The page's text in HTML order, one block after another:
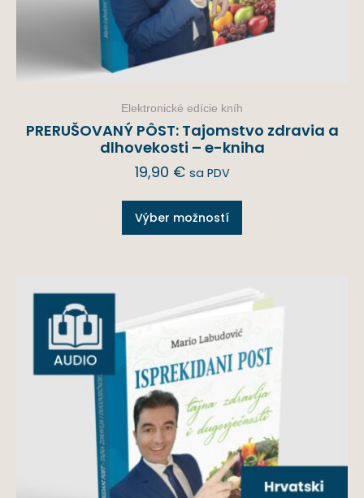
Elektronické edície kníh
PRERUŠOVANÝ PÔST: Tajomstvo zdravia a
dlhovekosti – e-kniha
19,90 € sa PDV
Výber možností